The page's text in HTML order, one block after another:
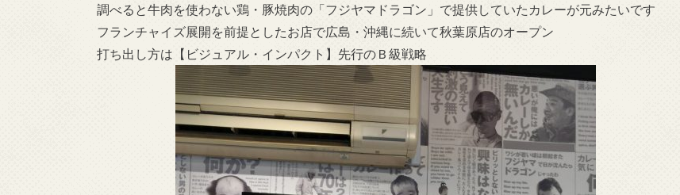
調べると牛肉を使わない鶏・豚焼肉の「フジヤマドラゴン」で提供していたカレーが元みたいです
フランチャイズ展開を前提としたお店で広島・沖縄に続いて秋葉原店のオープン
打ち出し方は【ビジュアル・インパクト】先行のＢ級戦略